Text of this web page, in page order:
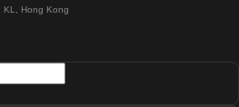
- Мадрид
KL, Hong Kong